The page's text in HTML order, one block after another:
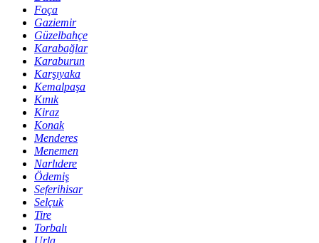
Foça
Gaziemir
Güzelbahçe
Karabağlar
Karaburun
Karşıyaka
Kemalpaşa
Kınık
Kiraz
Konak
Menderes
Menemen
Narlıdere
Ödemiş
Seferihisar
Selçuk
Tire
Torbalı
Urla